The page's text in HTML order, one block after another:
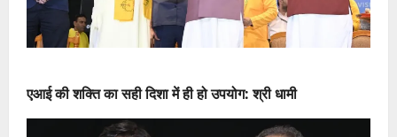
एआई की शक्ति का सही दिशा में ही हो उपयोग: श्री धामी